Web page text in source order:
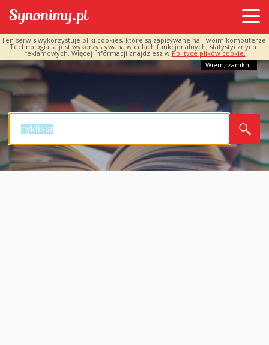
Ten serwis wykorzystuje pliki cookies, które są zapisywane na Twoim komputerze.
Technologia ta jest wykorzystywana w celach funkcjonalnych, statystycznych i
reklamowych. Więcej informacji znajdziesz w Polityce plików cookie.
Wiem, zamknij